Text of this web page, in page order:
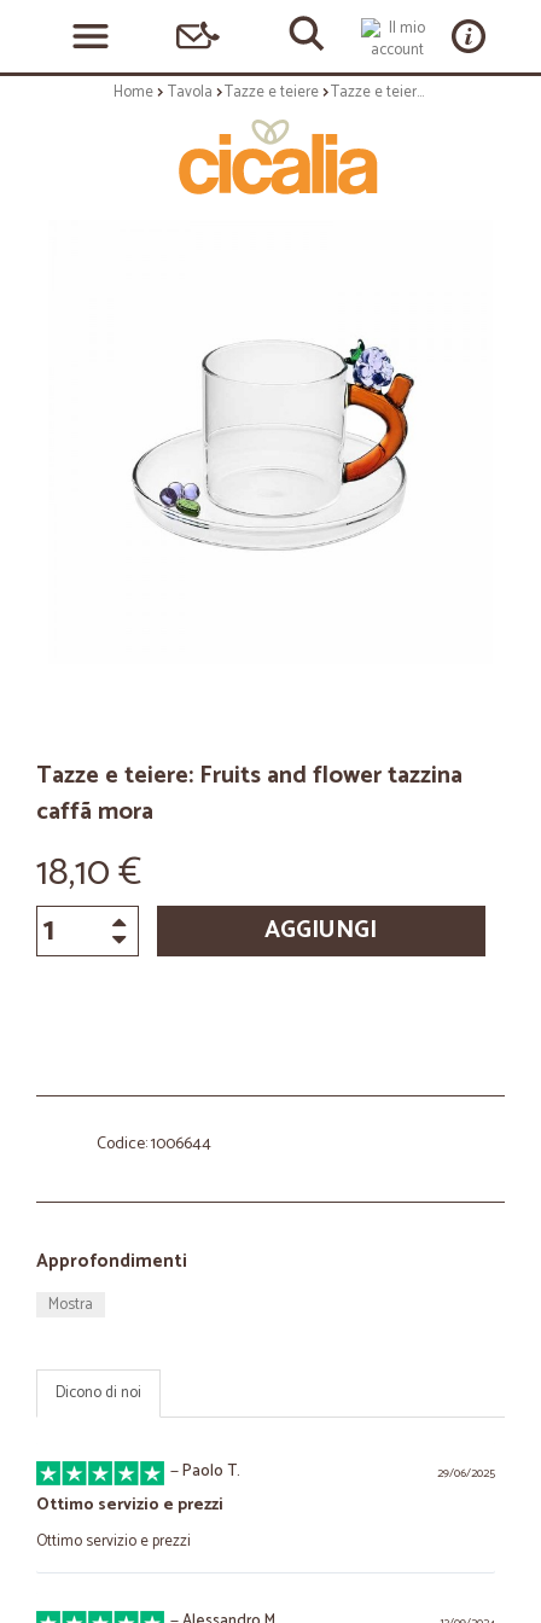
Home Tavola Tazze e teiere Tazze e teiere: Fruits and flower tazzina caffã mora
Tazze e teiere: Fruits and flower tazzina
caffã mora
18,10 €
AGGIUNGI
Codice: 1006644
Approfondimenti
Mostra
Dicono di noi
29/06/2025
—Paolo T.
Ottimo servizio e prezzi
Ottimo servizio e prezzi